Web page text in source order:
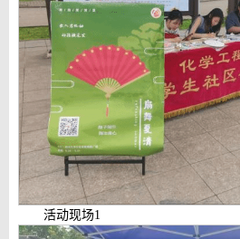
活动现场1